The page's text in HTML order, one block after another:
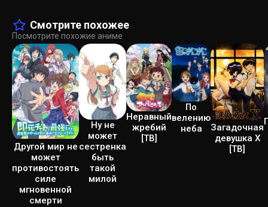
Смотрите похожее
Посмотрите похожие аниме
Другой мир не
может
противостоять
силе
мгновенной
смерти
Ну не
может
сестренка
быть
такой
милой
Неравный
жребий
[ТВ]
По
велению
неба
Загадочная
девушка Х
[ТВ]